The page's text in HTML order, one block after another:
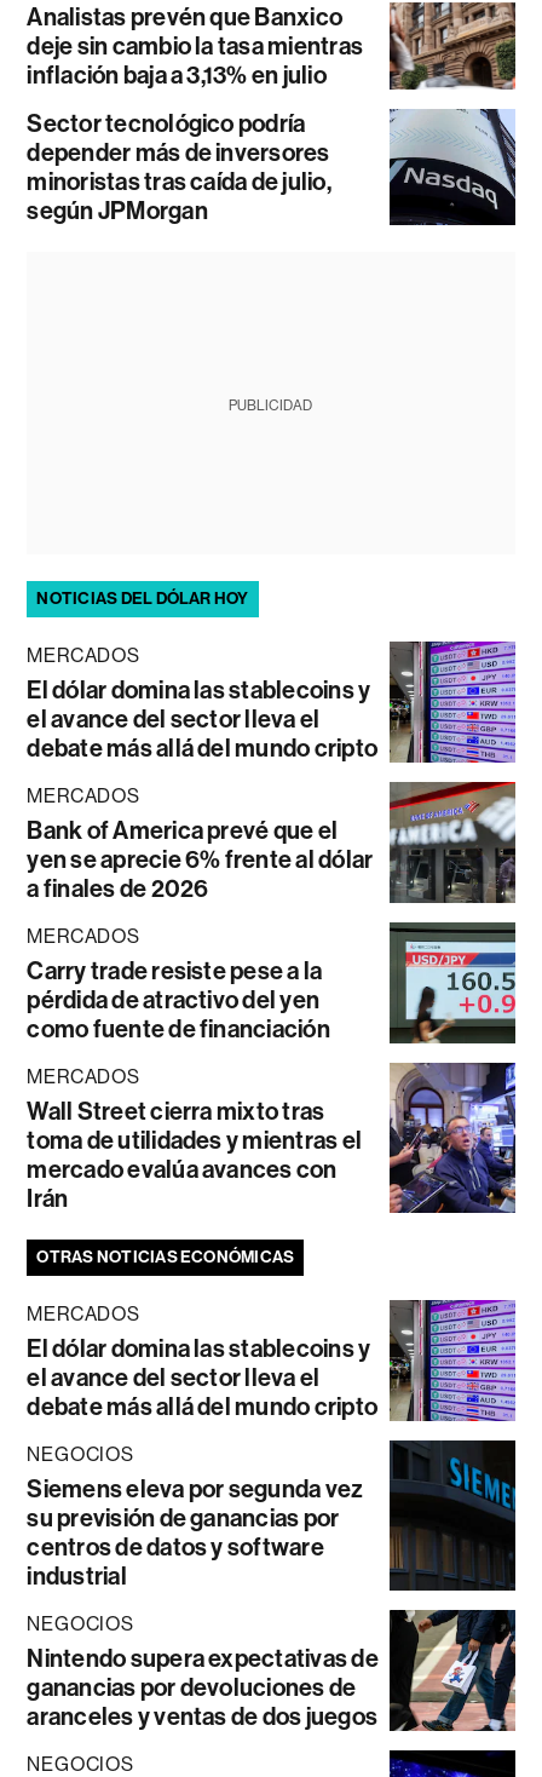
Analistas prevén que Banxico
deje sin cambio la tasa mientras
inflación baja a 3,13% en julio
Sector tecnológico podría
depender más de inversores
minoristas tras caída de julio,
según JPMorgan
PUBLICIDAD
NOTICIAS DEL DÓLAR HOY
MERCADOS
El dólar domina las stablecoins y
el avance del sector lleva el
debate más allá del mundo cripto
MERCADOS
Bank of America prevé que el
yen se aprecie 6% frente al dólar
a finales de 2026
MERCADOS
Carry trade resiste pese a la
pérdida de atractivo del yen
como fuente de financiación
MERCADOS
Wall Street cierra mixto tras
toma de utilidades y mientras el
mercado evalúa avances con
Irán
OTRAS NOTICIAS ECONÓMICAS
MERCADOS
El dólar domina las stablecoins y
el avance del sector lleva el
debate más allá del mundo cripto
NEGOCIOS
Siemens eleva por segunda vez
su previsión de ganancias por
centros de datos y software
industrial
NEGOCIOS
Nintendo supera expectativas de
ganancias por devoluciones de
aranceles y ventas de dos juegos
NEGOCIOS